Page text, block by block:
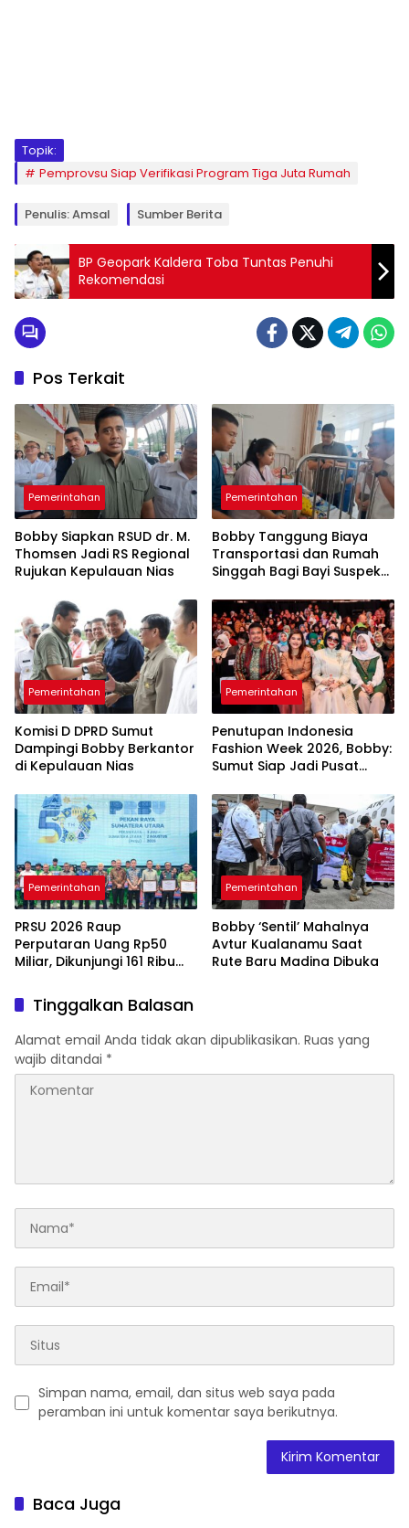
Topik:
Pemprovsu Siap Verifikasi Program Tiga Juta Rumah
Penulis: Amsal Sumber Berita
BP Geopark Kaldera Toba Tuntas Penuhi
Rekomendasi
Pos Terkait
Pemerintahan
Bobby Siapkan RSUD dr. M.
Thomsen Jadi RS Regional
Rujukan Kepulauan Nias
Pemerintahan
Bobby Tanggung Biaya
Transportasi dan Rumah
Singgah Bagi Bayi Suspek
ke Medan
Pemerintahan
Komisi D DPRD Sumut
Dampingi Bobby Berkantor
di Kepulauan Nias
Pemerintahan
Penutupan Indonesia
Fashion Week 2026, Bobby:
Sumut Siap Jadi Pusat
Wastra
Pemerintahan
PRSU 2026 Raup
Perputaran Uang Rp50
Miliar, Dikunjungi 161 Ribu
Pemerintahan
Bobby ‘Sentil’ Mahalnya
Avtur Kualanamu Saat
Rute Baru Madina Dibuka
Tinggalkan Balasan
Alamat email Anda tidak akan dipublikasikan. Ruas yang
wajib ditandai *
Simpan nama, email, dan situs web saya pada
peramban ini untuk komentar saya berikutnya.
Baca Juga